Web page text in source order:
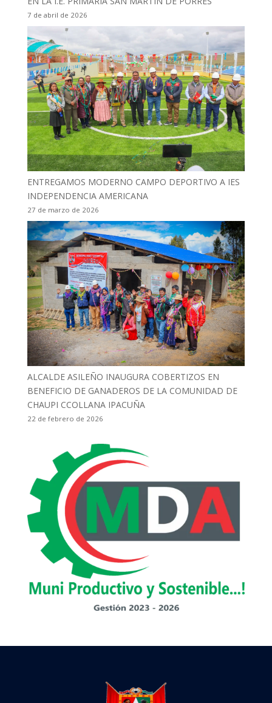
7 de abril de 2026
ENTREGAMOS MODERNO CAMPO DEPORTIVO A IES
INDEPENDENCIA AMERICANA
27 de marzo de 2026
ALCALDE ASILEÑO INAUGURA COBERTIZOS EN
BENEFICIO DE GANADEROS DE LA COMUNIDAD DE
CHAUPI CCOLLANA IPACUÑA
22 de febrero de 2026